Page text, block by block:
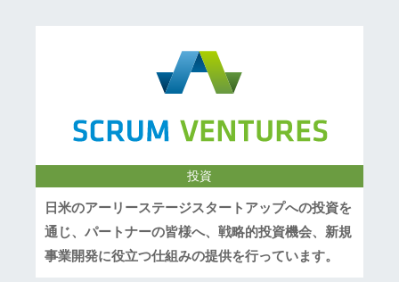
投資
日米のアーリーステージスタートアップへの投資を
通じ、パートナーの皆様へ、戦略的投資機会、新規
事業開発に役立つ仕組みの提供を行っています。